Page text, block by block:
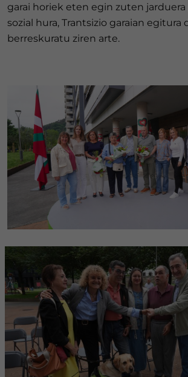
garai horiek eten egin zuten
sozial hura, Trantsizio garaian
berreskuratu ziren arte.